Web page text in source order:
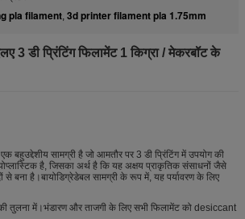
pla filament, 3d printer filament pla 1.75mm
3 डी प्रिंटिंग फिलामेंट 1 किग्रा / मेकरबॉट के
बहुउद्देशीय सामग्री है जो आमतौर पर 3 डी प्रिंटिंग में उपयोग की
है, जिसका अर्थ है कि यह अक्षय प्राकृतिक संसाधनों जैसे
से बना है।बायोडिग्रेडेबल सामग्री के रूप में, यह पर्यावरण के लिए
तुलना में।भंडारण और ताजगी के लिए सभी फिलामेंट को desiccant